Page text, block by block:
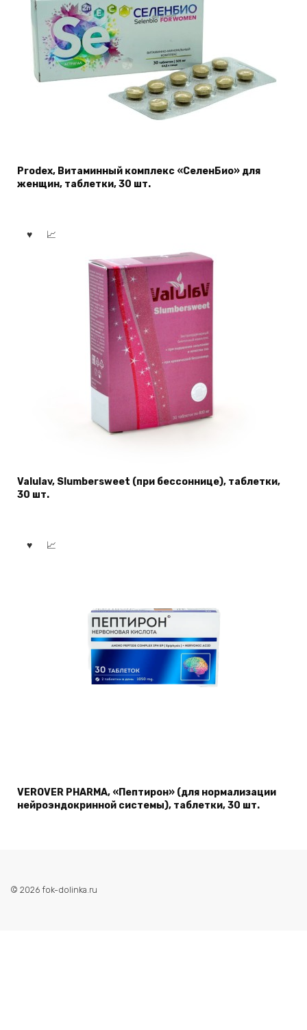
Prodex, Витаминный комплекс «СеленБио» для
женщин, таблетки, 30 шт.
Valulav, Slumbersweet (при бессоннице), таблетки,
30 шт.
VEROVER PHARMA, «Пептирон» (для нормализации
нейроэндокринной системы), таблетки, 30 шт.
© 2026 fok-dolinka.ru